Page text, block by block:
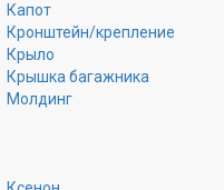
Капот
Кронштейн/крепление
Крыло
Крышка багажника
Молдинг